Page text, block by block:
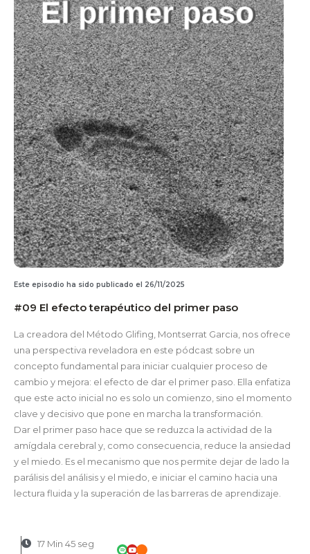
Este episodio ha sido publicado el 26/11/2025
#09 El efecto terapéutico del primer paso
La creadora del Método Glifing, Montserrat Garcia, nos ofrece
una perspectiva reveladora en este pódcast sobre un
concepto fundamental para iniciar cualquier proceso de
cambio y mejora: el efecto de dar el primer paso. Ella enfatiza
que este acto inicial no es solo un comienzo, sino el momento
clave y decisivo que pone en marcha la transformación.
Dar el primer paso hace que se reduzca la actividad de la
amígdala cerebral y, como consecuencia, reduce la ansiedad
y el miedo. Es el mecanismo que nos permite dejar de lado la
parálisis del análisis y el miedo, e iniciar el camino hacia una
lectura fluida y la superación de las barreras de aprendizaje.
17 Min 45 seg